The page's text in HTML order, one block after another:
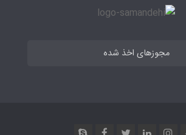
مجوزهای اخذ شده